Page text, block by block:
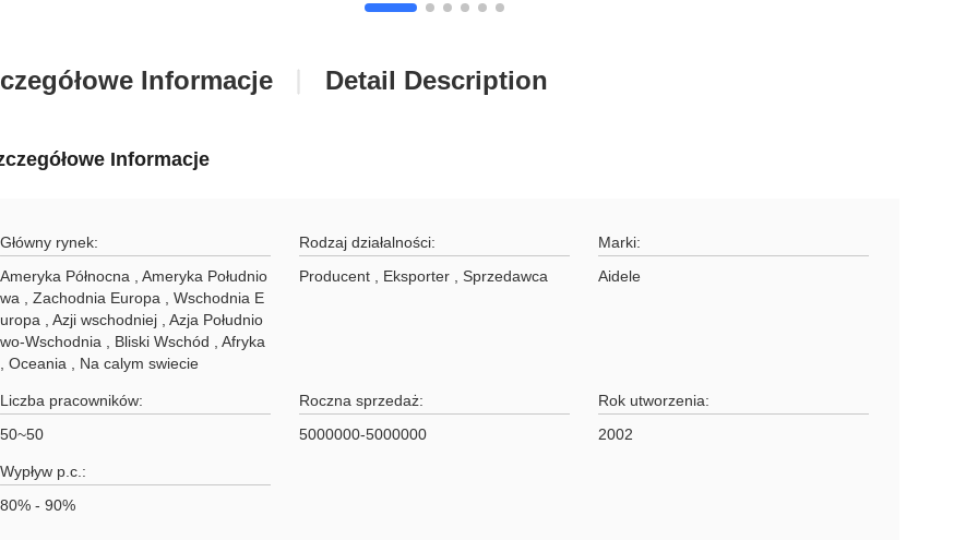
Informacje Detail Description
Informacje
Główny rynek:
Ameryka Północna , Ameryka Południo
wa , Zachodnia Europa , Wschodnia E
uropa , Azji wschodniej , Azja Południo
wo-Wschodnia , Bliski Wschód , Afryka
, Oceania , Na calym swiecie
Rodzaj działalności:
Producent , Eksporter , Sprzedawca
Marki:
Aidele
Liczba pracowników:
50~50
Roczna sprzedaż:
5000000-5000000
Rok utworzenia:
2002
Wypływ p.c.:
80% - 90%